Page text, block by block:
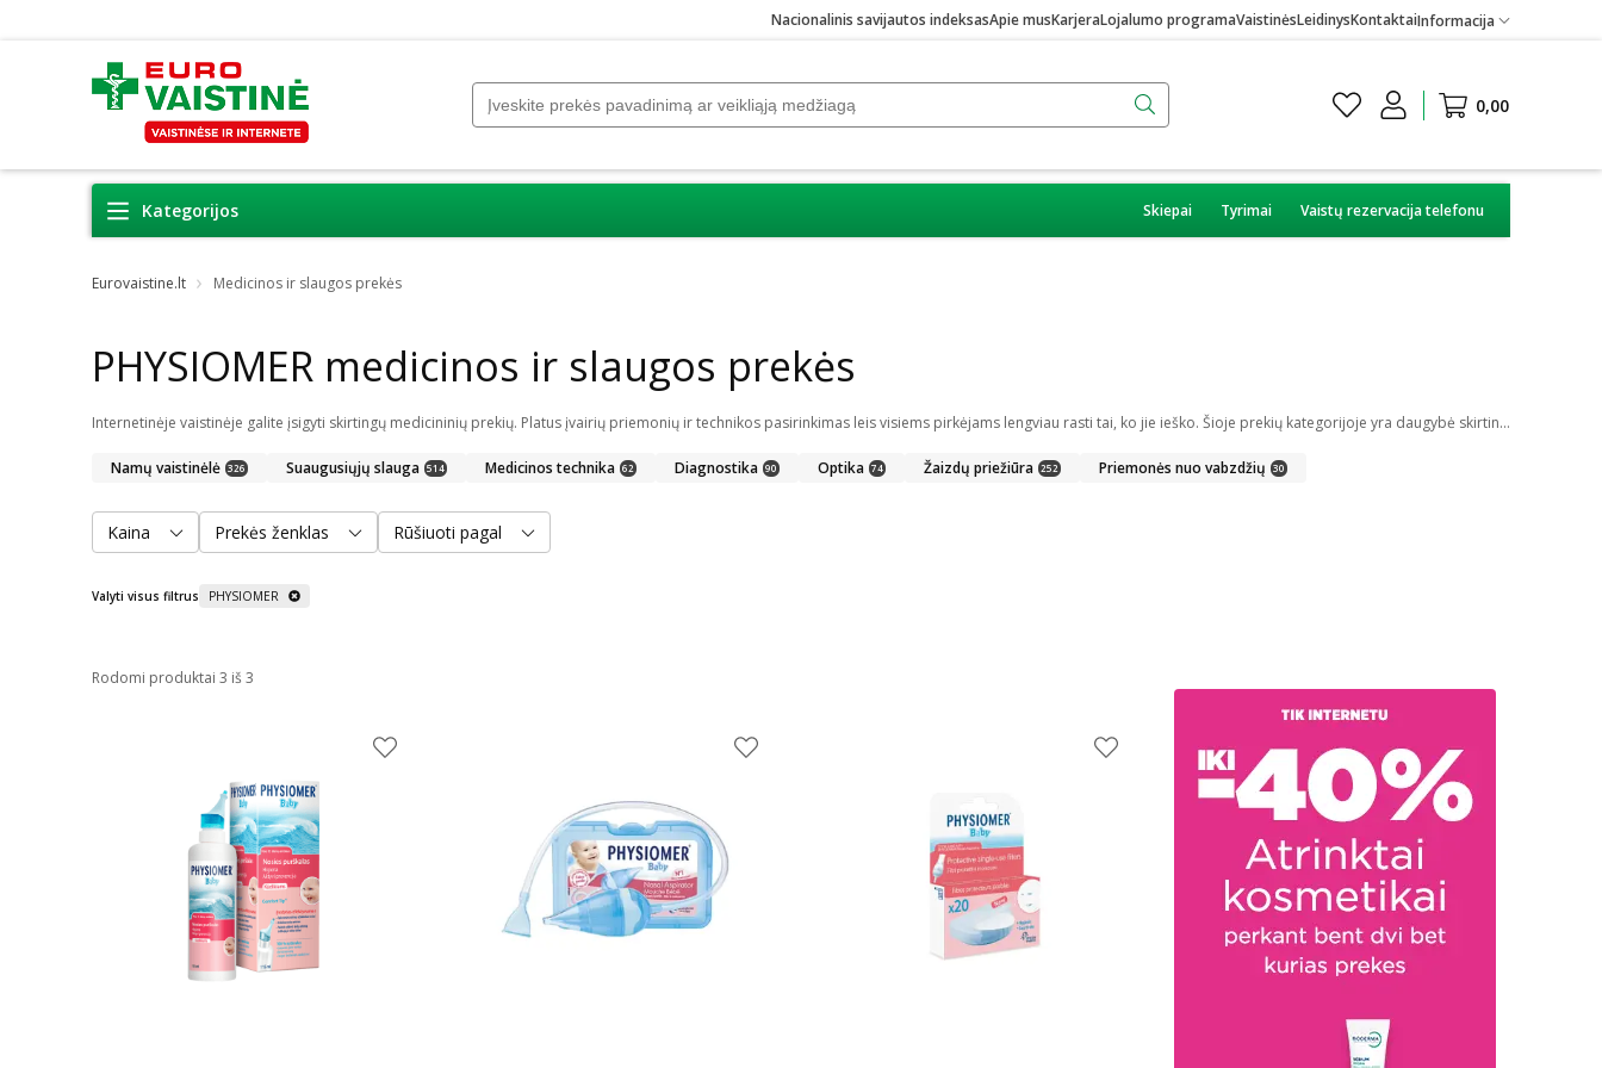
Nacionalinis savijautos indeksasApie musKarjeraLojalumo programaVaistinėsLeidinysKontaktaiInformacija
0,00
Kategorijos Skiepai Tyrimai Vaistų rezervacija telefonu
Eurovaistine.lt Medicinos ir slaugos prekės
PHYSIOMER medicinos ir slaugos prekės
Internetinėje vaistinėje galite įsigyti skirtingų medicininių prekių. Platus įvairių priemonių ir technikos pasirinkimas leis visiems pirkėjams lengviau rasti tai, ko jie ieško. Šioje prekių kategorijoje yra daugybė skirtingų medicinos priemonių ir priedų, pradedant specialiais kremais ir pleistrais, baigiant kapsulėmis ar drėkinančiais akių lašais. Jeigu jums sunku apsispręsti, kurie produktai būtų geriausias ar tinkamiausias pasirinkimas, mūsų konsultantai gali jums patarti nuotoliniu būdu: internetu aktyviame pokalbio lange, el. paštu ar telefonu.
Namų vaistinėlė 326 Suaugusiųjų slauga 514 Medicinos technika 62 Diagnostika 90 Optika 74 Žaizdų priežiūra 252 Priemonės nuo vabzdžių 30
Kaina Prekės ženklas Rūšiuoti pagal
Valyti visus filtrus PHYSIOMER
Rodomi produktai 3 iš 3